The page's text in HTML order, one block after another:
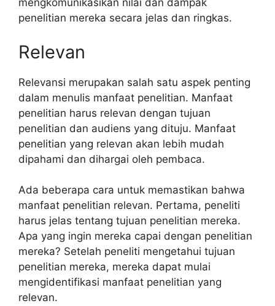
mengkomunikasikan nilai dan dampak
penelitian mereka secara jelas dan ringkas.
Relevan
Relevansi merupakan salah satu aspek penting
dalam menulis manfaat penelitian. Manfaat
penelitian harus relevan dengan tujuan
penelitian dan audiens yang dituju. Manfaat
penelitian yang relevan akan lebih mudah
dipahami dan dihargai oleh pembaca.
Ada beberapa cara untuk memastikan bahwa
manfaat penelitian relevan. Pertama, peneliti
harus jelas tentang tujuan penelitian mereka.
Apa yang ingin mereka capai dengan penelitian
mereka? Setelah peneliti mengetahui tujuan
penelitian mereka, mereka dapat mulai
mengidentifikasi manfaat penelitian yang
relevan.